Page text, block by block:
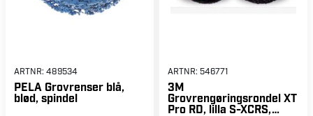
ARTNR: 489534
PELA Grovrenser blå,
blød, spindel
ARTNR: 546771
3M
Grovrengøringsrondel XT
Pro RD, lilla S-XCRS,